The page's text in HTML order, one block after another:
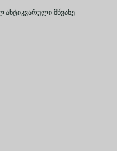
ანტიკვარული მწვანე